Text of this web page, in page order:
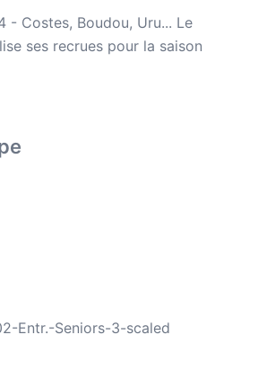
- Costes, Boudou, Uru... Le
ses recrues pour la saison